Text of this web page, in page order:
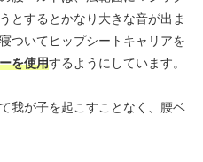
とするとかなり大きな音が出ま
ついてヒップシートキャリアを
を使用するようにしています。
我が子を起こすことなく、腰ベ